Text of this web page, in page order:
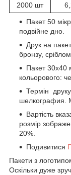
2000 шт
Пакет 50
подвійне дно.
Друк на
бронзу,
Пакет 30х40
кольорового:
Термін
шелкография.
Вартість
розмір
20%.
Подивитися
Пакети з
Оскільки дуже